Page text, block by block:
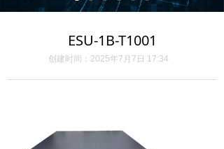
新闻中心
ESU-1B-T1001
创建时间： 2025年7月7日 17:34